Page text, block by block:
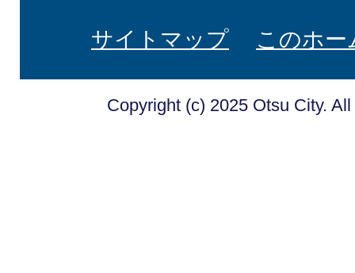
サイトマップ このホ
Copyright (c) 2025 Otsu City.